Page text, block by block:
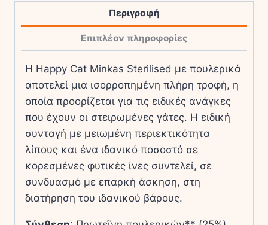
Περιγραφή
Επιπλέον πληροφορίες
Η Happy Cat Minkas Sterilised με πουλερικά
αποτελεί μια ισορροπημένη πλήρη τροφή, η
οποία προορίζεται για τις ειδικές ανάγκες
που έχουν οι στειρωμένες γάτες. Η ειδική
συνταγή με μειωμένη περιεκτικότητα
λίπους και ένα ιδανικό ποσοστό σε
κορεσμένες φυτικές ίνες συντελεί, σε
συνδυασμό με επαρκή άσκηση, στη
διατήρηση του ιδανικού βάρους.